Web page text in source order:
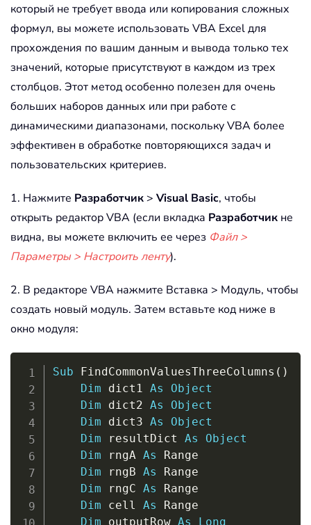
который не требует ввода или копирования сложных
формул, вы можете использовать VBA Excel для
прохождения по вашим данным и вывода только тех
значений, которые присутствуют в каждом из трех
столбцов. Этот метод особенно полезен для очень
больших наборов данных или при работе с
динамическими диапазонами, поскольку VBA более
эффективен в обработке повторяющихся задач и
пользовательских критериев.
1. Нажмите Разработчик > Visual Basic, чтобы
открыть редактор VBA (если вкладка Разработчик не
видна, вы можете включить ее через Файл >
Параметры > Настроить ленту).
2. В редакторе VBA нажмите Вставка > Модуль, чтобы
создать новый модуль. Затем вставьте код ниже в
окно модуля:
Sub FindCommonValuesThreeColumns ( )
Dim dict1 As
Object
Dim dict2 As
Object
Dim dict3 As
Object
Dim resultDict As
Object
Dim rngA As Range
Dim rngB As Range
Dim rngC As Range
Dim cell As Range
Dim outputRow As
Long
Copy